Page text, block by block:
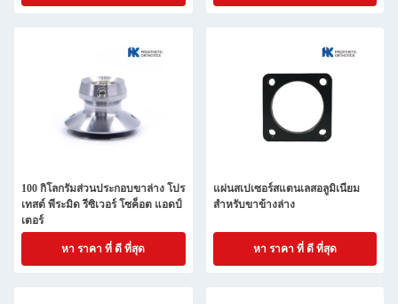
สหรัฐ
100 กิโลกรัมส่วนประกอบขาล่าง โปร
เทสต์ พีระมิด รีซิเวอร์ โซค็อต แอดป์
เตอร์
หา ราคา ที่ ดี ที่สุด
แผ่นสเปเซอร์สแตนเลสอลูมิเนียม
สําหรับขาข้างล่าง
หา ราคา ที่ ดี ที่สุด